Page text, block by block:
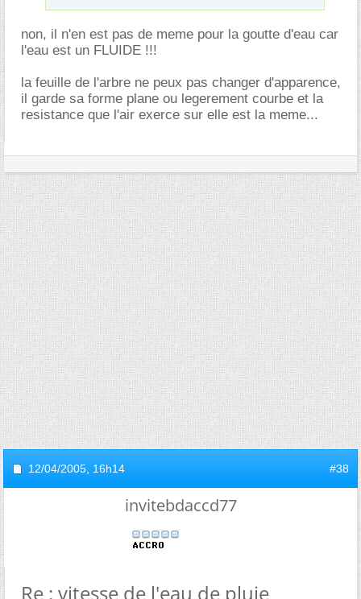
non, il n'en est pas de meme pour la goutte d'eau car
l'eau est un FLUIDE !!!
la feuille de l'arbre ne peux pas changer d'apparence,
il garde sa forme plane ou legerement courbe et la
resistance que l'air exerce sur elle est la meme...
12/04/2005, 16h14 #38
invitebdaccd77
Re : vitesse de l'eau de pluie